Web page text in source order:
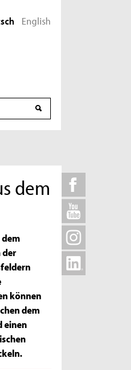
English
dem
der
können
dem
einen